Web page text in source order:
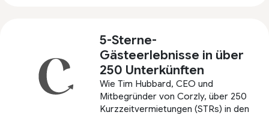
5-Sterne-
Gästeerlebnisse in über
250 Unterkünften
Wie Tim Hubbard, CEO und
Mitbegründer von Corzly, über 250
Kurzzeitvermietungen (STRs) in den